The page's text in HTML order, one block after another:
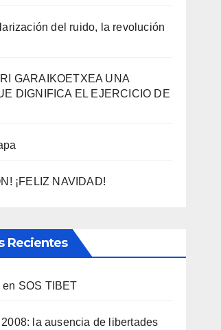
del ruido, la revolución
GARAIKOETXEA UNA
DIGNIFICA EL EJERCICIO DE
¡FELIZ NAVIDAD!
Recientes
en SOS TIBET
la ausencia de libertades